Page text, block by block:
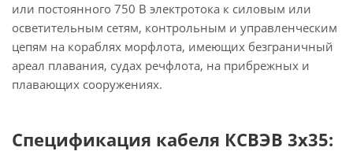
или постоянного 750 В электротока к силовым или
осветительным сетям, контрольным и управленческим
цепям на кораблях морфлота, имеющих безграничный
ареал плавания, судах речфлота, на прибрежных и
плавающих сооружениях.
Спецификация кабеля КСВЭВ 3х35: